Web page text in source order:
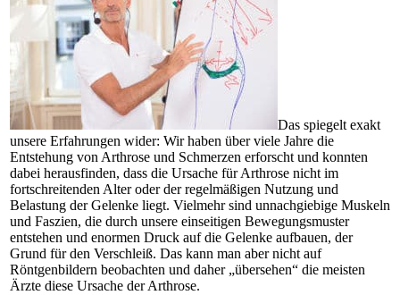
Das spiegelt exakt
unsere Erfahrungen wider: Wir haben über viele Jahre die
Entstehung von Arthrose und Schmerzen erforscht und konnten
dabei herausfinden, dass die Ursache für Arthrose nicht im
fortschreitenden Alter oder der regelmäßigen Nutzung und
Belastung der Gelenke liegt. Vielmehr sind unnachgiebige Muskeln
und Faszien, die durch unsere einseitigen Bewegungsmuster
entstehen und enormen Druck auf die Gelenke aufbauen, der
Grund für den Verschleiß. Das kann man aber nicht auf
Röntgenbildern beobachten und daher „übersehen“ die meisten
Ärzte diese Ursache der Arthrose.